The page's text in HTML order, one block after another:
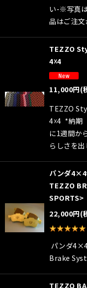
い-※写真
品はご注
TEZZO
4☓4
11,000円(
TEZZO
4☓4 *納期
に1週間か
らしさを
パンダ
TEZZO
SPORTS>
22,000円(
パンダ
Brake
TEZZO